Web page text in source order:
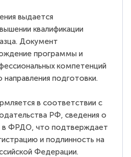
выдается
квалификации
Документ
программы и
компетенций
направления подготовки.
в соответствии с
РФ, сведения о
в ФРДО, что подтверждает
и подлинность на
Федерации.